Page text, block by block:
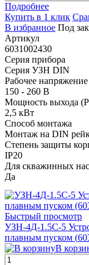
Подробнее
Купить в 1 клик
В избранное Под
Артикул
6031002430
Серия прибора
Серия УЗН DIN
Рабочее напряжение
150 - 260 В
Мощность выхода
2,5 кВт
Способ монтажа
Монтаж на DIN
Степень защиты
IP20
Для скважинных
Да
Быстрый просмотр
УЗН-4Д-1.5С-5
плавным пуском (
В